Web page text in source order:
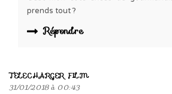
prends tout ?
Répondre
TELECHARGER FILM
31/01/2018 à 00:43